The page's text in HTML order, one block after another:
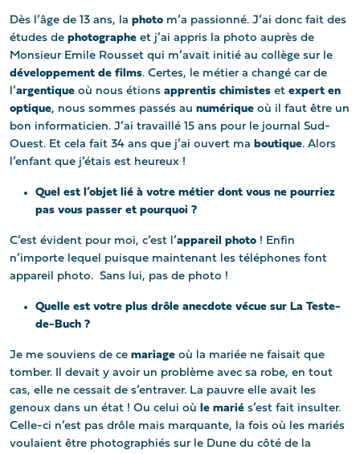
Dès l’âge de 13 ans, la photo m’a passionné. J’ai donc fait des
études de photographe et j’ai appris la photo auprès de
Monsieur Emile Rousset qui m’avait initié au collège sur le
développement de films. Certes, le métier a changé car de
l’argentique où nous étions apprentis chimistes et expert en
optique, nous sommes passés au numérique où il faut être un
bon informaticien. J’ai travaillé 15 ans pour le journal Sud-
Ouest. Et cela fait 34 ans que j’ai ouvert ma boutique. Alors
l’enfant que j’étais est heureux !
Quel est l’objet lié à votre métier dont vous ne pourriez
pas vous passer et pourquoi ?
C’est évident pour moi, c’est l’appareil photo ! Enfin
n’importe lequel puisque maintenant les téléphones font
appareil photo. Sans lui, pas de photo !
Quelle est votre plus drôle anecdote vécue sur La Teste-
de-Buch ?
Je me souviens de ce mariage où la mariée ne faisait que
tomber. Il devait y avoir un problème avec sa robe, en tout
cas, elle ne cessait de s’entraver. La pauvre elle avait les
genoux dans un état ! Ou celui où le marié s’est fait insulter.
Celle-ci n’est pas drôle mais marquante, la fois où les mariés
voulaient être photographiés sur le Dune du côté de la